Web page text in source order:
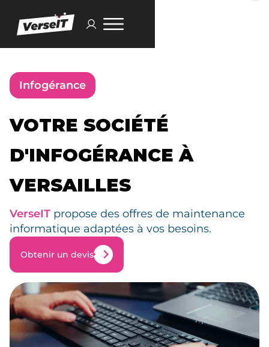
Infogérance
VOTRE SOCIÉTÉ
D'INFOGÉRANCE À
VERSAILLES
VerseIT propose des offres de maintenance
informatique adaptées à vos besoins.
Obtenir un devis